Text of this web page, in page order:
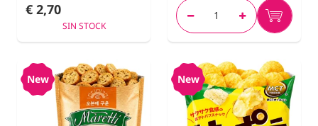
€ 2,70
SIN STOCK
New New